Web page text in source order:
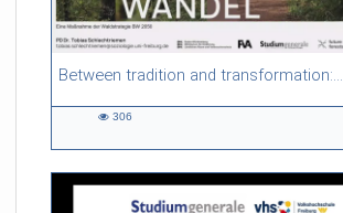
Between tradition and transformation: how owners, advisers and institutions co-create knowledge for resilient forests in Europe
54:13 duration
306